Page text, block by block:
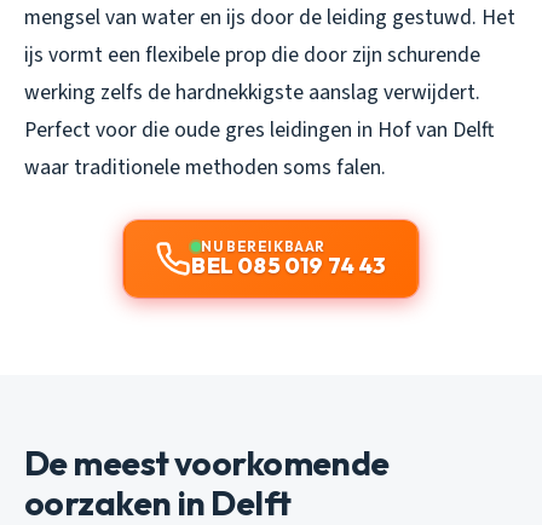
mengsel van water en ijs door de leiding gestuwd. Het
ijs vormt een flexibele prop die door zijn schurende
werking zelfs de hardnekkigste aanslag verwijdert.
Perfect voor die oude gres leidingen in Hof van Delft
waar traditionele methoden soms falen.
NU BEREIKBAAR
BEL 085 019 74 43
De meest voorkomende
oorzaken in Delft